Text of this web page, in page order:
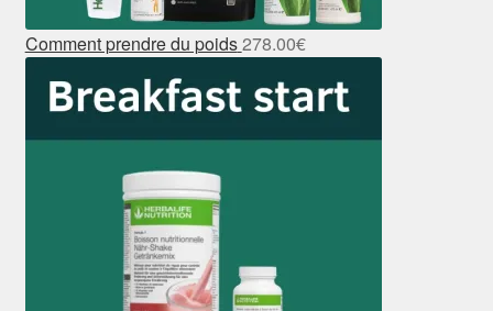
Comment prendre du poids278.00€